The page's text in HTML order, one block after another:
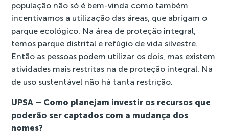
população não só é bem-vinda como também
incentivamos a utilização das áreas, que abrigam o
parque ecológico. Na área de proteção integral,
temos parque distrital e refúgio de vida silvestre.
Então as pessoas podem utilizar os dois, mas existem
atividades mais restritas na de proteção integral. Na
de uso sustentável não há tanta restrição.
UPSA – Como planejam investir os recursos que
poderão ser captados com a mudança dos
nomes?